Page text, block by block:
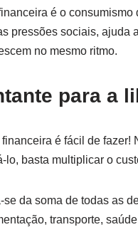
é o
pressões sociais, ajuda
no mesmo ritmo.
para a
é fácil de fazer!
basta multiplicar o
da soma de todas as
transporte,